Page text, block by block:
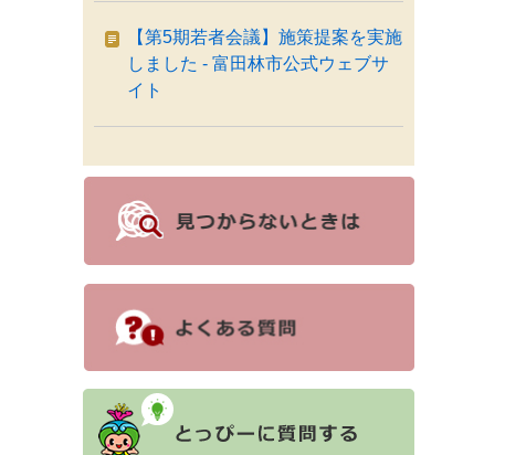
【第5期若者会議】施策提案を実施
しました - 富田林市公式ウェブサ
イト